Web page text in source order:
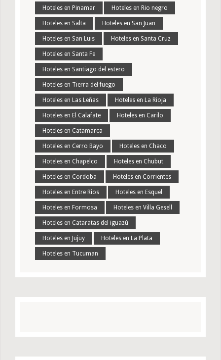
Hoteles en Pinamar Hoteles en Rio negro
Hoteles en Salta Hoteles en San Juan
Hoteles en San Luis Hoteles en Santa Cruz
Hoteles en Santa Fe
Hoteles en Santiago del estero
Hoteles en Tierra del fuego
Hoteles en Las Leñas Hoteles en La Rioja
Hoteles en El Calafate Hoteles en Carilo
Hoteles en Catamarca
Hoteles en Cerro Bayo Hoteles en Chaco
Hoteles en Chapelco Hoteles en Chubut
Hoteles en Cordoba Hoteles en Corrientes
Hoteles en Entre Rios Hoteles en Esquel
Hoteles en Formosa Hoteles en Villa Gesell
Hoteles en Cataratas del iguazú
Hoteles en Jujuy Hoteles en La Plata
Hoteles en Tucuman